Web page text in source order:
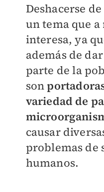
Deshacerse
un tema que
interesa, ya
además de
parte de la
son
variedad de
causar
problemas de
humanos.